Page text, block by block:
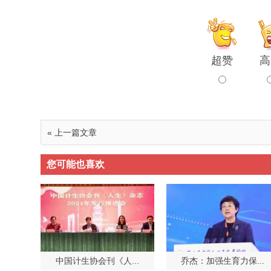
超赞
« 上一篇文章
您可能也喜欢
中国计生协会刊《人... 乔杰：加强生育力保...